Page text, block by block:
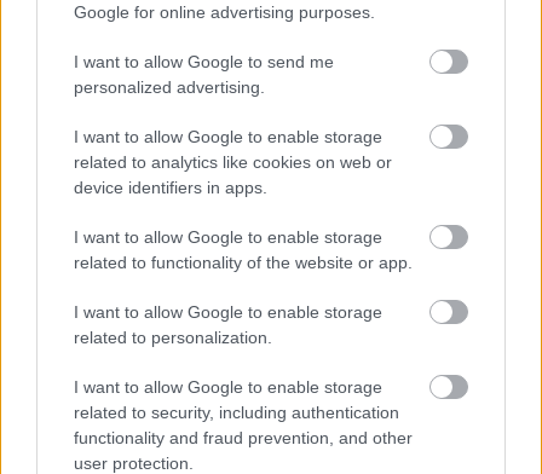
Google for online advertising purposes.
I want to allow Google to send me
personalized advertising.
I want to allow Google to enable storage
related to analytics like cookies on web or
device identifiers in apps.
I want to allow Google to enable storage
related to functionality of the website or app.
I want to allow Google to enable storage
related to personalization.
I want to allow Google to enable storage
related to security, including authentication
functionality and fraud prevention, and other
user protection.
Aki szeret a konyhában tenni-venni, az bizonyára egyetért
azzal az állítással, miszerint a minőségi alapanyagok a
lényeges az is, milyen eszközökkel dolgozunk.